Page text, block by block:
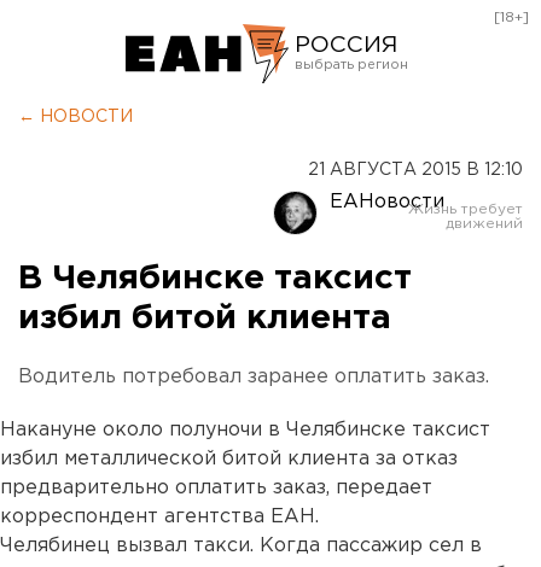
РОССИЯ
Оренбург
[18+]
← НОВОСТИ
21 АВГУСТА 2015 В 12:10
ЕАНовости
В Челябинске таксист
избил битой клиента
Водитель потребовал заранее оплатить заказ.
Накануне около полуночи в Челябинске таксист
избил металлической битой клиента за отказ
предварительно оплатить заказ, передает
корреспондент агентства ЕАН.
Челябинец вызвал такси. Когда пассажир сел в